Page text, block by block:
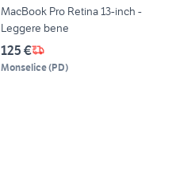
MacBook Pro Retina 13-inch -
Leggere bene
125 €
Monselice(PD)